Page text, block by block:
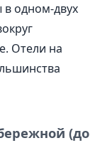
в одном-двух
Отели на
(до